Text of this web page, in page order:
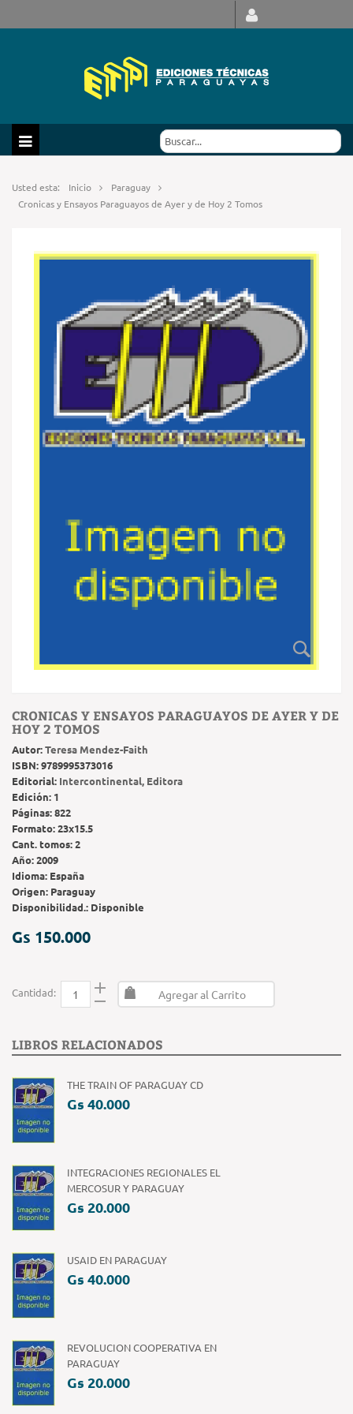
Usted esta: Inicio
Paraguay
Cronicas y Ensayos Paraguayos de Ayer y de Hoy 2 Tomos
CRONICAS Y ENSAYOS PARAGUAYOS DE AYER Y DE
HOY 2 TOMOS
Autor:Teresa Mendez-Faith
ISBN:9789995373016
Editorial: Intercontinental, Editora
Edición: 1
Páginas:822
Formato:23x15.5
Cant. tomos:2
Año:2009
Idioma: España
Origen: Paraguay
Disponibilidad.: Disponible
Gs 150.000
Cantidad: Agregar al Carrito
LIBROS RELACIONADOS
THE TRAIN OF PARAGUAY CD
Gs 40.000
INTEGRACIONES REGIONALES EL
MERCOSUR Y PARAGUAY
Gs 20.000
USAID EN PARAGUAY
Gs 40.000
REVOLUCION COOPERATIVA EN
PARAGUAY
Gs 20.000